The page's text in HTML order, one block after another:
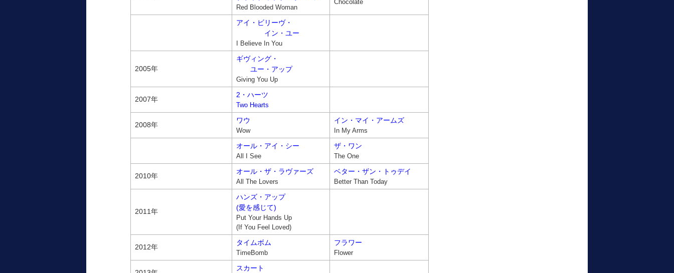
Red Blooded Woman
Chocolate
アイ・ビリーヴ・
イン・ユー
I Believe In You
2005年
ギヴィング・
ユー・アップ
Giving You Up
2007年
2・ハーツ
Two Hearts
2008年
ワウ
Wow
イン・マイ・アームズ
In My Arms
オール・アイ・シー
All I See
ザ・ワン
The One
2010年
オール・ザ・ラヴァーズ
All The Lovers
ベター・ザン・トゥデイ
Better Than Today
2011年
ハンズ・アップ
(愛を感じて)
Put Your Hands Up
(If You Feel Loved)
2012年
タイムボム
TimeBomb
フラワー
Flower
スカート